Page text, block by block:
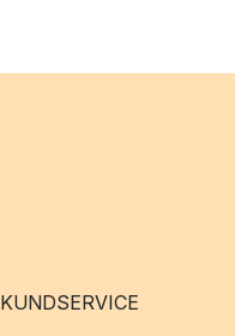
KUNDSERVICE